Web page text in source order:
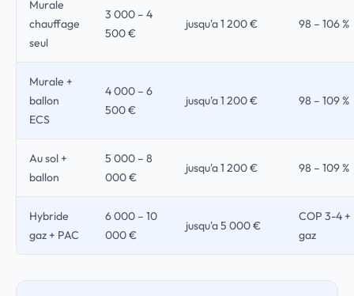
Murale
chauffage
seul
3 000 – 4
500 €
jusqu'a 1 200 € 98 – 106 %
Murale +
ballon
ECS
4 000 – 6
500 €
jusqu'a 1 200 € 98 – 109 %
Au sol +
ballon
5 000 – 8
000 €
jusqu'a 1 200 € 98 – 109 %
Hybride
gaz + PAC
6 000 – 10
000 €
jusqu'a 5 000 €
COP 3-4 +
gaz